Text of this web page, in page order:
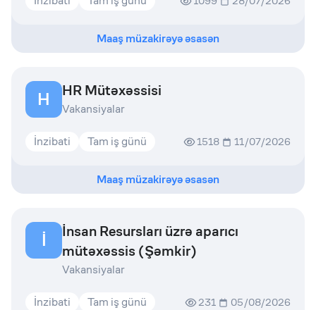
Maaş müzakirəyə əsasən
H HR Mütəxəssisi
Vakansiyalar
İnzibati Tam iş günü 1518 11/07/2026
Maaş müzakirəyə əsasən
İ
İnsan Resursları üzrə aparıcı
mütəxəssis (Şəmkir)
Vakansiyalar
İnzibati Tam iş günü 231 05/08/2026